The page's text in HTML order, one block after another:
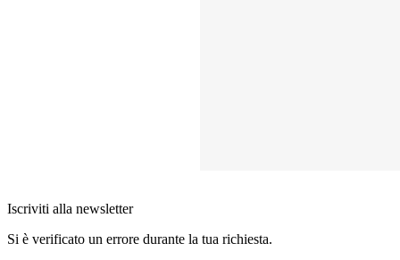
Iscriviti alla newsletter
Si è verificato un errore durante la tua richiesta.